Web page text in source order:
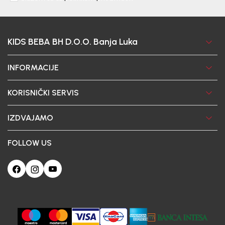
KIDS BEBA BH D.O.O. Banja Luka
INFORMACIJE
KORISNIČKI SERVIS
IZDVAJAMO
FOLLOW US